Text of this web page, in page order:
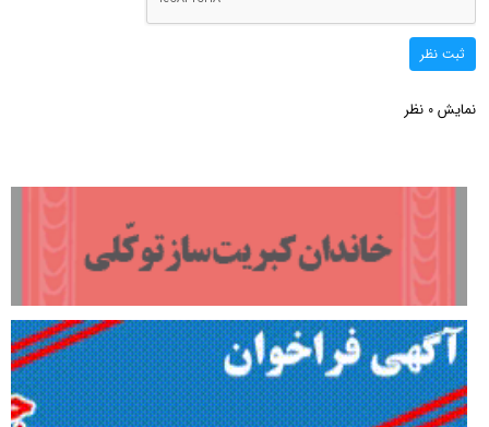
ثبت نظر
نمایش 0 نظر